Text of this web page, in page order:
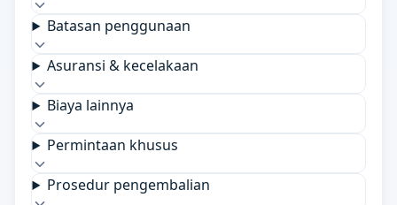
Batasan penggunaan
Asuransi & kecelakaan
Biaya lainnya
Permintaan khusus
Prosedur pengembalian